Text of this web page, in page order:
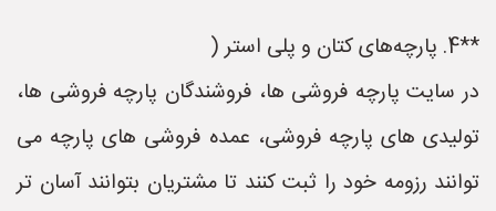
**4. پارچه‌های کتان و پلی استر (
در سایت پارچه فروشی ها، فروشندگان پارچه فروشی ها،
تولیدی های پارچه فروشی، عمده فروشی های پارچه می
توانند رزومه خود را ثبت کنند تا مشتریان بتوانند آسان تر